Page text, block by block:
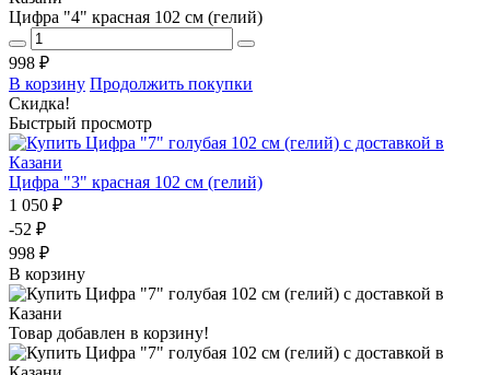
Цифра "4" красная 102 см (гелий)
998 ₽
В корзину Продолжить покупки
Скидка!
Быстрый просмотр
Цифра "3" красная 102 см (гелий)
1 050 ₽
-52 ₽
998 ₽
В корзину
Товар добавлен в корзину!